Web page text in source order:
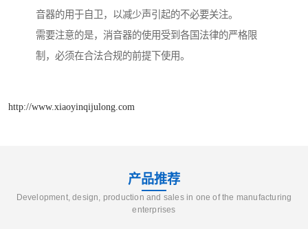
音器的用于自卫，以减少声引起的不必要关注。
需要注意的是，消音器的使用受到各国法律的严格限
制，必须在合法合规的前提下使用。
http://www.xiaoyinqijulong.com
产品推荐
Development, design, production and sales in one of the manufacturing
enterprises